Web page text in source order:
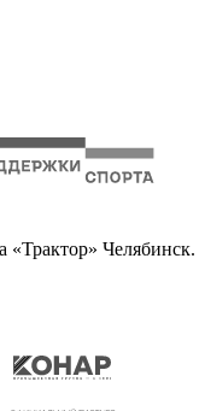
Челябинск.